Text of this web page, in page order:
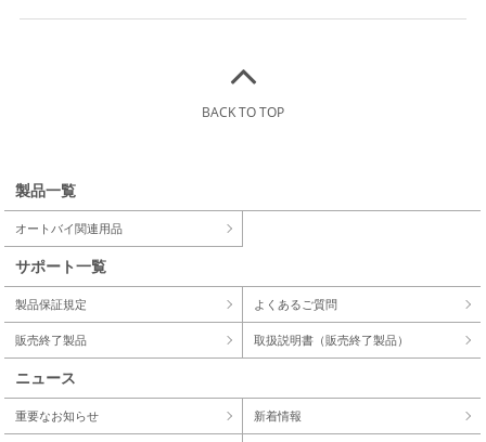
BACK TO TOP
製品一覧
オートバイ関連用品
サポート一覧
製品保証規定 よくあるご質問
販売終了製品 取扱説明書（販売終了製品）
ニュース
重要なお知らせ 新着情報